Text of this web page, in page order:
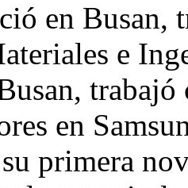
en Busan,
e
trabajó
en
primera